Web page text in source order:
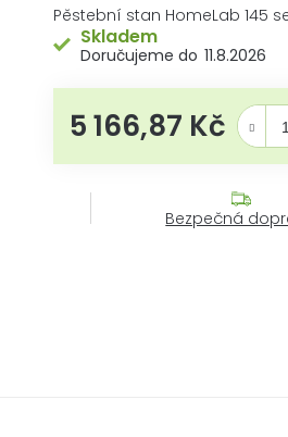
produktu
0,0
5
hvězdiček.
Pěstební stan HomeLab 145
Skladem
11.8.2026
5 166,87 KčMěrná
Bezpečná